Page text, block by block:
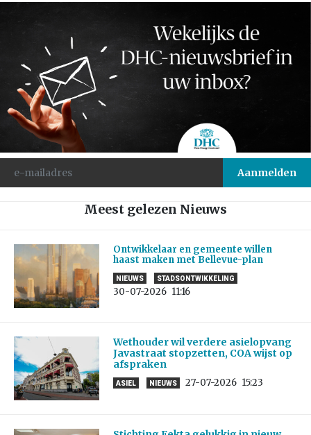
Meest gelezen Nieuws
Ontwikkelaar en gemeente willen
haast maken met Bellevue-plan
NIEUWS STADSONTWIKKELING
30-07-2026 11:16
Wethouder wil verdere asielopvang
Javastraat stopzetten, COA wijst op
afspraken
ASIEL NIEUWS 27-07-2026 15:23